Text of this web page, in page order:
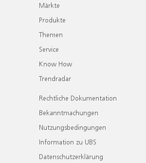
Märkte
Produkte
Themen
Service
Know How
Trendradar
Rechtliche Dokumentation
Bekanntmachungen
Nutzungsbedingungen
Information zu UBS
Datenschutzerklärung